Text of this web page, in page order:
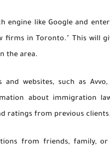
engine like Google and
in Toronto." This will
the area.
websites, such as
about immigration
ratings from previous clients.
from friends, family, or